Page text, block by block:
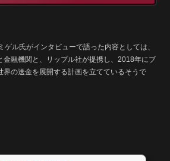
ゲル氏がインタビューで語った内容としては、
金融機関と、リップル社が提携し、2018年にブ
界の送金を展開する計画を立てているそうで